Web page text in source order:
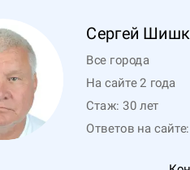
Сергей
Все города
На сайте 2 года
Стаж:30 лет
Ответов на сайте: